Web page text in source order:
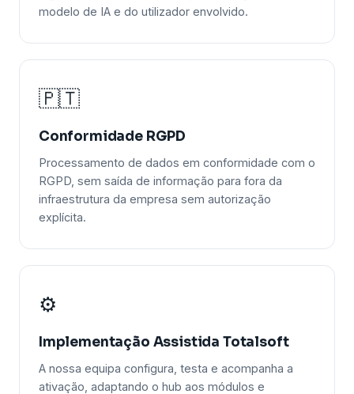
modelo de IA e do utilizador envolvido.
🇵🇹
Conformidade RGPD
Processamento de dados em conformidade com o
RGPD, sem saída de informação para fora da
infraestrutura da empresa sem autorização
explícita.
⚙️
Implementação Assistida Totalsoft
A nossa equipa configura, testa e acompanha a
ativação, adaptando o hub aos módulos e